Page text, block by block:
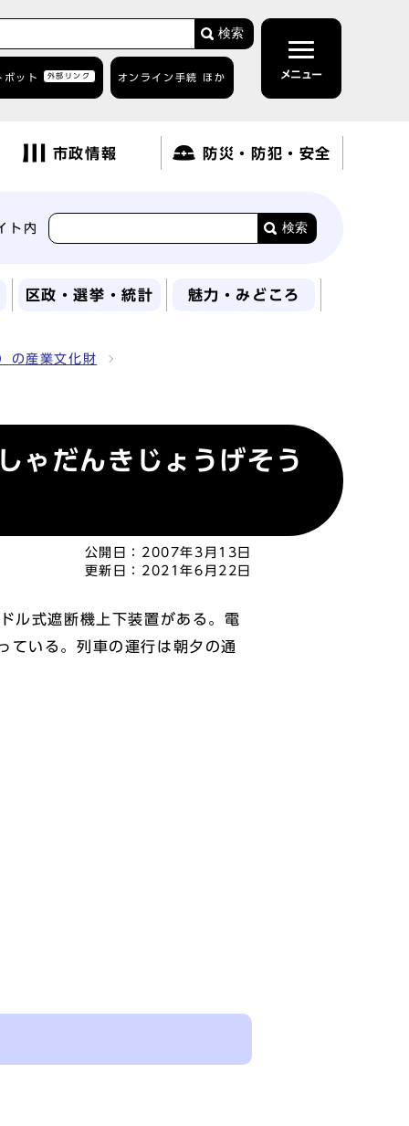
検索
ボット 外部リンク オンライン手続 ほか メニュー
市政情報 防災・防犯・安全
ト内 検索
区政・選挙・統計 魅力・みどころ
の産業文化財
ゃだんきじょうげそう
公開日： 2007年3月13日
更新日： 2021年6月22日
ル式遮断機上下装置がある。電
ている。列車の運行は朝夕の通